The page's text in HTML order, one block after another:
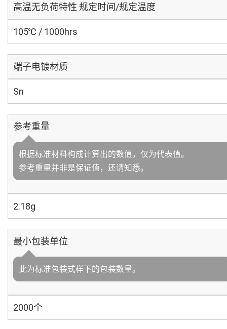
高温无负荷特性 规定时间/规定温度
105℃ / 1000hrs
端子电镀材质
Sn
参考重量
根据标准材料构成计算出的数值，仅为代表值。
参考重量并非是保证值，还请知悉。
2.18g
最小包装单位
此为标准包装式样下的包装数量。
2000个